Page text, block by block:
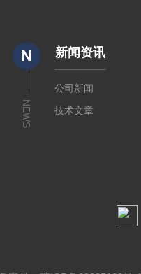
N
NEWS
新闻资讯
公司新闻
技术文章